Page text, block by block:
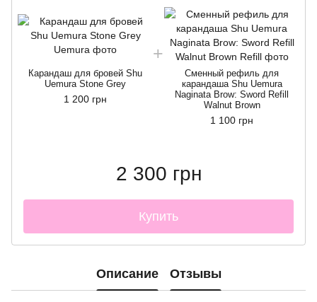
Карандаш для бровей Shu
Uemura Stone Grey
1 200 грн
Сменный рефиль для
карандаша Shu Uemura
Naginata Brow: Sword Refill
Walnut Brown
1 100 грн
2 300 грн
Купить
Описание Отзывы